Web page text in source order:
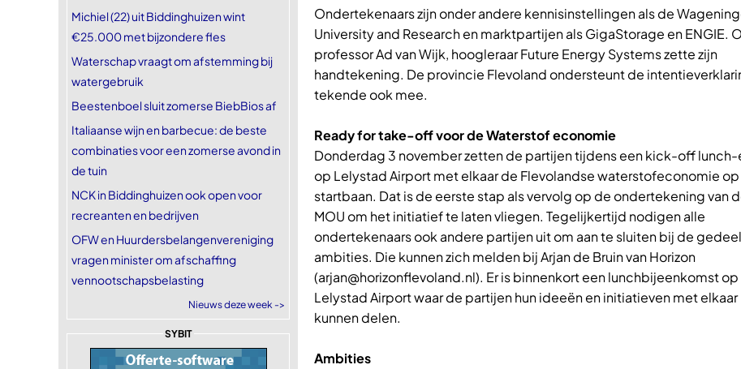
Michiel (22) uit Biddinghuizen wint
€25.000 met bijzondere fles
Waterschap vraagt om afstemming bij
watergebruik
Beestenboel sluit zomerse BiebBios af
Italiaanse wijn en barbecue: de beste
combinaties voor een zomerse avond in
de tuin
NCK in Biddinghuizen ook open voor
recreanten en bedrijven
OFW en Huurdersbelangenvereniging
vragen minister om afschaffing
vennootschapsbelasting
Nieuws deze week ->
SYBIT
Ondertekenaars zijn onder andere kennisinstellingen als de
University and Research en marktpartijen als GigaStorage en ENGIE.
professor Ad van Wijk, hoogleraar Future Energy Systems zette zijn
handtekening. De provincie Flevoland ondersteunt de
tekende ook mee.
Ready for take-off voor de Waterstof economie
Donderdag 3 november zetten de partijen tijdens een kick-off
op Lelystad Airport met elkaar de Flevolandse waterstofeconomie
startbaan. Dat is de eerste stap als vervolg op de ondertekening van
MOU om het initiatief te laten vliegen. Tegelijkertijd nodigen alle
ondertekenaars ook andere partijen uit om aan te sluiten bij de
ambities. Die kunnen zich melden bij Arjan de Bruin van Horizon
(arjan@horizonflevoland.nl). Er is binnenkort een lunchbijeenkomst op
Lelystad Airport waar de partijen hun ideeën en initiatieven met elkaar
kunnen delen.
Ambities